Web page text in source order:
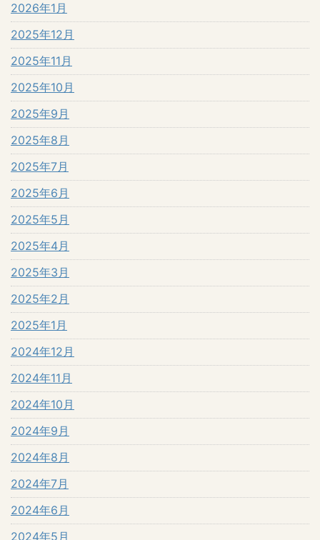
2026年1月
2025年12月
2025年11月
2025年10月
2025年9月
2025年8月
2025年7月
2025年6月
2025年5月
2025年4月
2025年3月
2025年2月
2025年1月
2024年12月
2024年11月
2024年10月
2024年9月
2024年8月
2024年7月
2024年6月
2024年5月